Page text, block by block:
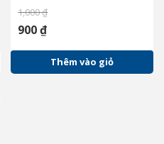
(Đức), 25kg/bao
1,000₫
900₫
Thêm vào giỏ